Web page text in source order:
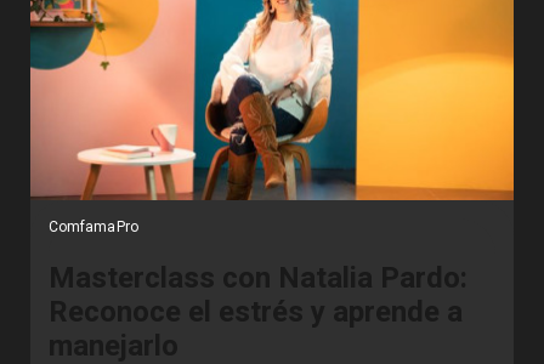
ComfamaPro
Masterclass con Natalia Pardo:
Reconoce el estrés y aprende a
manejarlo